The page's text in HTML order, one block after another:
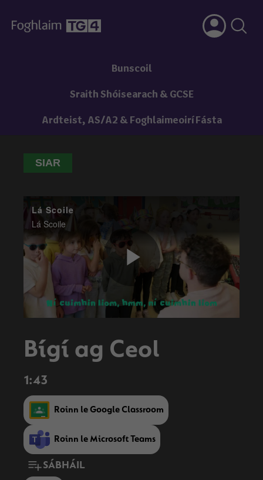
Bunscoil
Sraith Shóisearach & GCSE
Ardteist, AS/A2 & Foghlaimeoirí Fásta
SIAR
Lá Scoile
Lá Scoile
Play
Video
Bígí ag Ceol
1:43
Roinn le Google Classroom
Roinn le Microsoft Teams
SÁBHÁIL